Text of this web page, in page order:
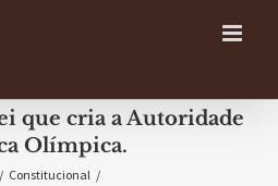
que cria a Autoridade
Olímpica.
/ Constitucional /